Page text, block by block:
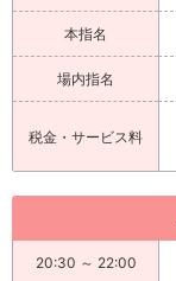
本指名
場内指名
税金・サービス料
20:30 ～ 22:00